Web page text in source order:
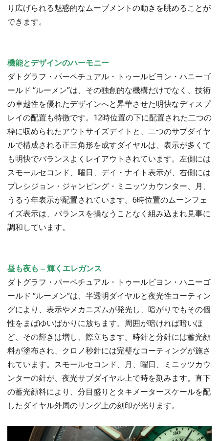
り広げられる魅惑的なムーブメントの動きを眺めることが
できます。
機能とデザインのハーモニー
ダトグラフ・パーペチュアル・トゥールビヨン・ハニーゴ
ールド “ルーメン”は、その独創的な機構だけでなく、技術
の卓越性を優れたデザインへと昇華させた明快なディスプ
レイの配置も特徴です。12時位置の下に配置された二つの
枠に収められたアウトサイズデイトと、二つのサブダイヤ
ルで構成される正三角形を成すダイヤルは、表示が多くて
も明快でバランスよくレイアウトされています。左側には
スモールセコンド、曜日、デイ・ナイト表示が、右側には
プレシジョン・ジャンピング・ミニッツカウンター、月、
うるう年表示が配置されています。6時位置のムーンフェ
イズ表示は、バランスを損なうことなく組み込まれ見事に
調和しています。
昼も夜も ‒ 輝くエレガンス
ダトグラフ・パーペチュアル・トゥールビヨン・ハニーゴ
ールド “ルーメン”は、半透明ダイヤルと夜光性コーティン
グにより、表示やメカニズムが発光し、暗がりでもその個
性をまばゆいばかりに放ちます。周囲が暗ければ暗いほ
ど、その輝きは増し、際立ちます。時針と分針には蓄光顔
料が塗布され、クロノ秒針には完璧なコーティングが施さ
れています。スモールセコンド、月、曜日、ミニッツカウ
ンターの針が、夜光サブダイヤル上で時を刻みます。直下
の蓄光顔料により、分目盛りとタキメータースケールを配
したダイヤル外周のリング上の刻印が光ります。